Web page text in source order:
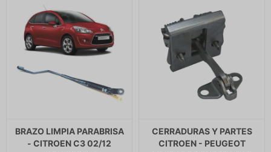
BRAZO LIMPIA PARABRISA
- CITROEN C3 02/12
CERRADURAS Y PARTES
CITROEN - PEUGEOT